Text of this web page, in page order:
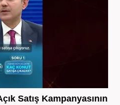
Satış Kampanyasının